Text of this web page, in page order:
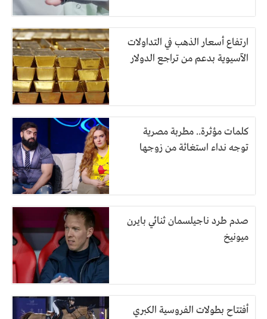
ارتفاع أسعار الذهب في التداولات
الآسيوية بدعم من تراجع الدولار
كلمات مؤثرة.. مطربة مصرية
توجه نداء استغاثة من زوجها
صدم طرد ناجيلسمان ثنائي بايرن
ميونيخ
أفتتاح بطولات الفروسية الكبري